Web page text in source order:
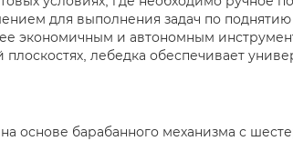
для выполнения задач по
экономичным и автономным
лебедка обеспечивает
основе барабанного механизма с